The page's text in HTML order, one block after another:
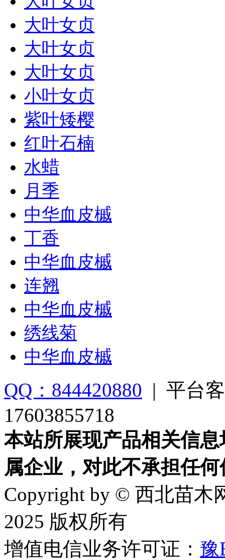
大叶女贞
大叶女贞
大叶女贞
小叶女贞
紫叶矮樱
红叶石楠
水蜡
月季
中华血皮槭
丁香
中华血皮槭
连翘
中华血皮槭
绣线菊
中华血皮槭
QQ：844420880 | 平台
17603855718
本站所展现产品相关信
属企业，对此不承担任
Copyright by © 西北苗木
2025 版权所有
增值电信业务许可证： 豫